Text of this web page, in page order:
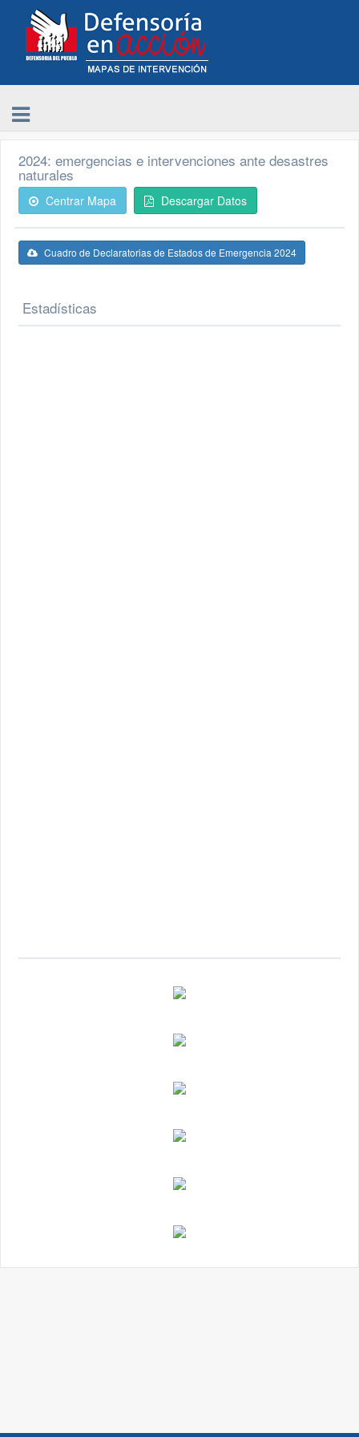
2024: emergencias e intervenciones ante desastres
naturales
Centrar Mapa Descargar Datos
Cuadro de Declaratorias de Estados de Emergencia 2024
Estadísticas